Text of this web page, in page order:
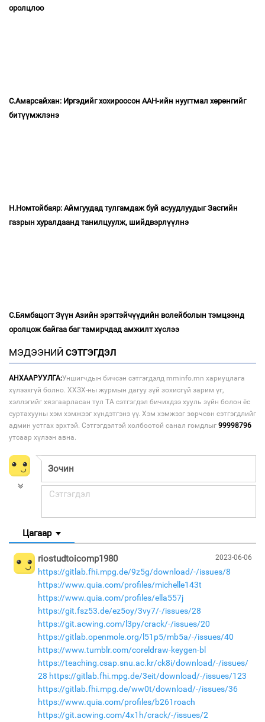
оролцлоо
С.Амарсайхан: Иргэдийг хохироосон ААН-ийн нуугтмал хөрөнгийг
битүүмжлэнэ
Н.Номтойбаяр: Аймгуудад тулгамдаж буй асуудлуудыг Засгийн
газрын хуралдаанд танилцуулж, шийдвэрлүүлнэ
С.Бямбацогт Зүүн Азийн эрэгтэйчүүдийн волейболын тэмцээнд
оролцож байгаа баг тамирчдад амжилт хүслээ
МЭДЭЭНИЙ СЭТГЭГДЭЛ
АНХААРУУЛГА:Уншигчдын бичсэн сэтгэгдэлд mminfo.mn хариуцлага
хүлээхгүй болно. ХХЗХ-ны журмын дагуу зүй зохисгүй зарим үг,
хэллэгийг хязгаарласан тул ТА сэтгэгдэл бичихдээ хууль зүйн болон ёс
суртахууны хэм хэмжээг хүндэтгэнэ үү. Хэм хэмжээг зөрчсөн сэтгэгдлийг
админ устгах эрхтэй. Сэтгэгдэлтэй холбоотой санал гомдлыг 99998796
утсаар хүлээн авна.
Цагаар
2023-06-06
riostudtoicomp1980
https://gitlab.fhi.mpg.de/9z5g/download/-/issues/8
https://www.quia.com/profiles/michelle143t
https://www.quia.com/profiles/ella557j
https://git.fsz53.de/ez5oy/3vy7/-/issues/28
https://git.acwing.com/l3py/crack/-/issues/20
https://gitlab.openmole.org/l51p5/mb5a/-/issues/40
https://www.tumblr.com/coreldraw-keygen-bl
https://teaching.csap.snu.ac.kr/ck8i/download/-/issues/
28 https://gitlab.fhi.mpg.de/3eit/download/-/issues/123
https://gitlab.fhi.mpg.de/ww0t/download/-/issues/36
https://www.quia.com/profiles/b261roach
https://git.acwing.com/4x1h/crack/-/issues/2